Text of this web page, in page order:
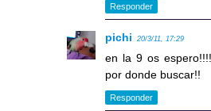
Responder
pichi 20/3/11, 17:29
en la 9 os
por donde buscar!!
Responder